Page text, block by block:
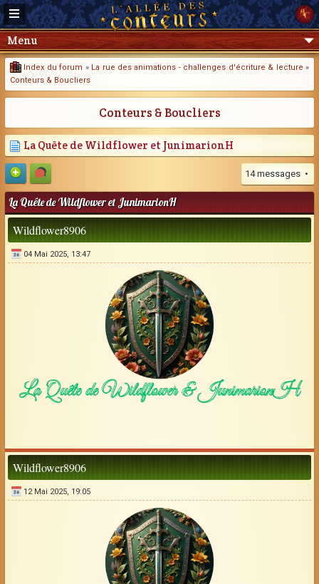
Menu
Index du forum » La rue des animations - challenges d'écriture & lecture »
Conteurs & Boucliers
Conteurs & Boucliers
La Quête de Wildflower et JunimarionH
14 messages •
La Quête de Wildflower et JunimarionH
Wildflower8906
04 Mai 2025, 13:47
Wildflower8906
12 Mai 2025, 19:05